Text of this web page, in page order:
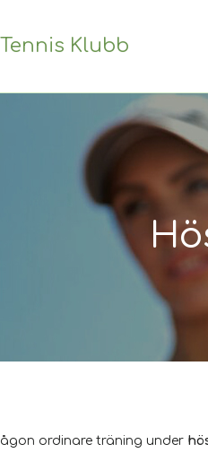
Klubb
ordinare träning under